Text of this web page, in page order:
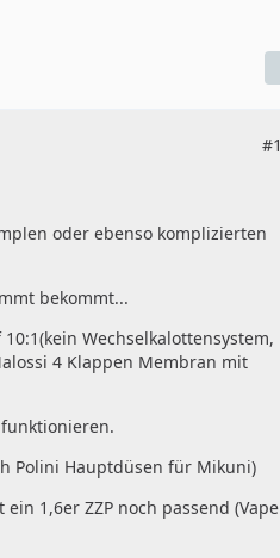
#1
oder ebenso komplizierten
bekommt...
Wechselkalottensystem,
4 Klappen Membran mit
Polini Hauptdüsen für Mikuni)
1,6er ZZP noch passend (Vape